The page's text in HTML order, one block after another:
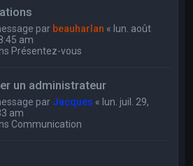
par beauharlan « lun. août
am
Présentez-vous
un administrateur
par Jacques « lun. juil. 29,
am
Communication